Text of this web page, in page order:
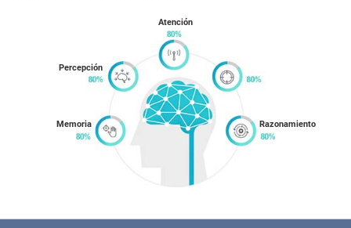
Memoria
Percepción
Atención
Razonamiento